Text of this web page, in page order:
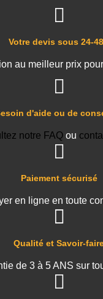
Qualité et Savoir-
de 3 à 5 ANS sur
Paiement sécurisé
en ligne en toute
d'aide ou de
notre FAQ ou
Votre devis sous 24-
au meilleur prix